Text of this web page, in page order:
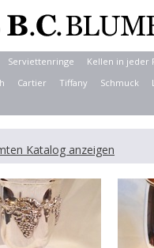
Serviettenringe
Kellen in jeder
Cartier Tiffany Schmuck
Katalog anzeigen